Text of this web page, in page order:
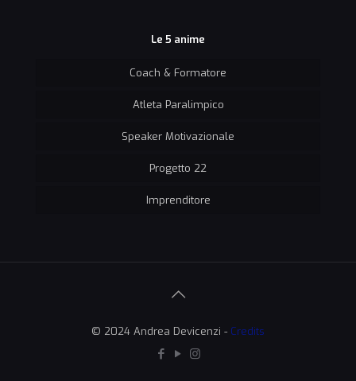
Le 5 anime
Coach & Formatore
Atleta Paralimpico
Speaker Motivazionale
Progetto 22
Imprenditore
© 2024 Andrea Devicenzi - Credits